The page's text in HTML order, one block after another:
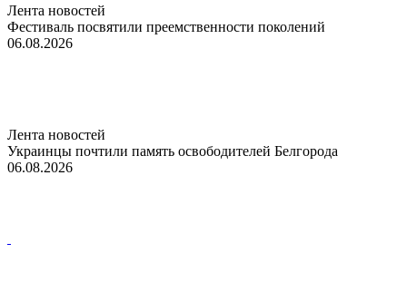
Лента новостей
Фестиваль посвятили преемственности поколений
06.08.2026
Лента новостей
Украинцы почтили память освободителей Белгорода
06.08.2026